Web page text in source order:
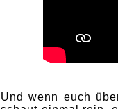
Und wenn euch